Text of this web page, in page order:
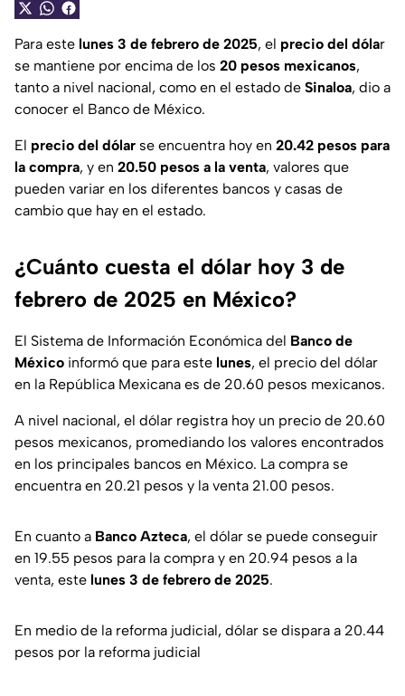
Para este lunes 3 de febrero de 2025, el precio del dólar
se mantiene por encima de los 20 pesos mexicanos,
tanto a nivel nacional, como en el estado de Sinaloa, dio a
conocer el Banco de México.
El precio del dólar se encuentra hoy en 20.42 pesos para
la compra, y en 20.50 pesos a la venta, valores que
pueden variar en los diferentes bancos y casas de
cambio que hay en el estado.
¿Cuánto cuesta el dólar hoy 3 de
febrero de 2025 en México?
El Sistema de Información Económica del Banco de
México informó que para este lunes, el precio del dólar
en la República Mexicana es de 20.60 pesos mexicanos.
A nivel nacional, el dólar registra hoy un precio de 20.60
pesos mexicanos, promediando los valores encontrados
en los principales bancos en México. La compra se
encuentra en 20.21 pesos y la venta 21.00 pesos.
En cuanto a Banco Azteca, el dólar se puede conseguir
en 19.55 pesos para la compra y en 20.94 pesos a la
venta, este lunes 3 de febrero de 2025.
En medio de la reforma judicial, dólar se dispara a 20.44
pesos por la reforma judicial